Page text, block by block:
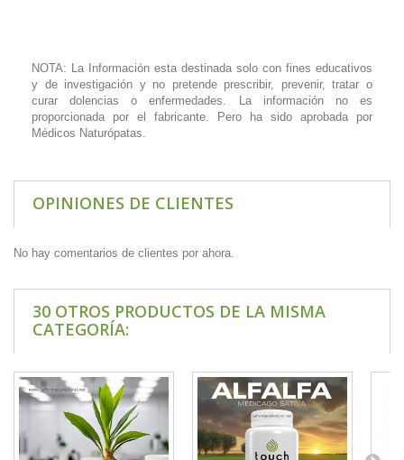
NOTA: La Información esta destinada solo con fines educativos
y de investigación y no pretende prescribir, prevenir, tratar o
curar dolencias o enfermedades. La información no es
proporcionada por el fabricante. Pero ha sido aprobada por
Médicos Naturópatas.
OPINIONES DE CLIENTES
No hay comentarios de clientes por ahora.
30 OTROS PRODUCTOS DE LA MISMA
CATEGORÍA: